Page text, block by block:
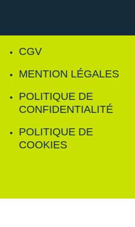
CGV
MENTION LÉGALES
POLITIQUE DE
CONFIDENTIALITÉ
POLITIQUE DE
COOKIES